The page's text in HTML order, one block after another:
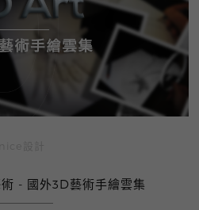
- 國外3D藝術手繪雲集